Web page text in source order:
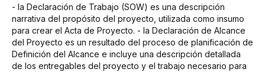
- la Declaración de Trabajo (SOW) es una descripción
narrativa del propósito del proyecto, utilizada como insumo
para crear el Acta de Proyecto. - la Declaración de Alcance
del Proyecto es un resultado del proceso de planificación de
Definición del Alcance e incluye una descripción detallada
de los entregables del proyecto y el trabajo necesario para